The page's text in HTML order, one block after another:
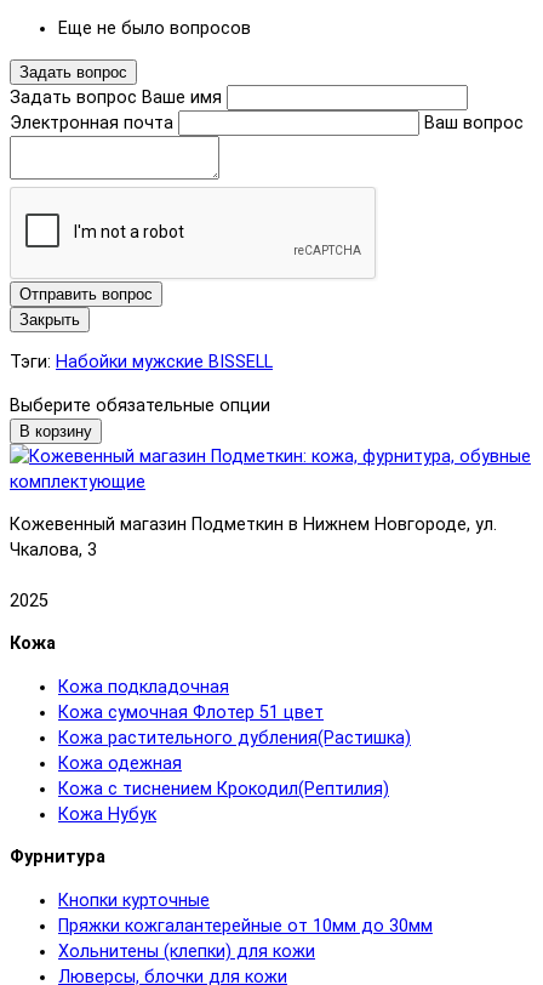
Еще не было вопросов
Задать вопрос
Задать вопрос Ваше имя
Электронная почта
Ваш вопрос
Отправить вопрос
Закрыть
Тэги: Набойки мужские BISSELL
Выберите обязательные опции
В корзину
Кожевенный магазин Подметкин в Нижнем Новгороде, ул.
Чкалова, 3
2025
Кожа
Кожа подкладочная
Кожа сумочная Флотер 51 цвет
Кожа растительного дубления(Растишка)
Кожа одежная
Кожа с тиснением Крокодил(Рептилия)
Кожа Нубук
Фурнитура
Кнопки курточные
Пряжки кожгалантерейные от 10мм до 30мм
Хольнитены (клепки) для кожи
Люверсы, блочки для кожи